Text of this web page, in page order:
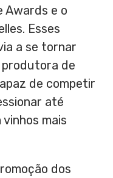
Awards e o
. Esses
a se tornar
produtora de
de competir
até
mais
dos